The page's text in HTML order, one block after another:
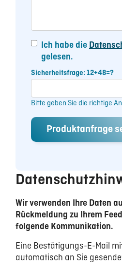
Ich habe die
gelesen.
Sicherheitsfrage: 12+48=?
Bitte geben Sie die richtige
Wir verwenden Ihre Daten
Rückmeldung zu Ihrem
folgende Kommunikation.
Eine Bestätigungs-E-Mail
automatisch an Sie